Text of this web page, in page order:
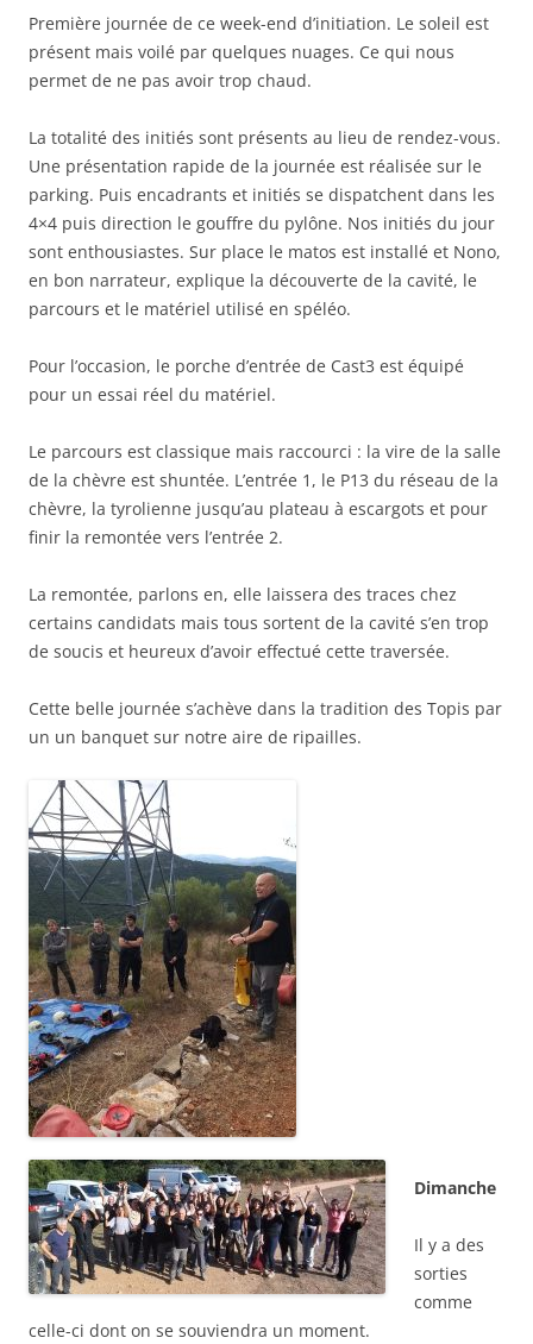
Première journée de ce week-end d’initiation. Le soleil est
présent mais voilé par quelques nuages. Ce qui nous
permet de ne pas avoir trop chaud.
La totalité des initiés sont présents au lieu de rendez-vous.
Une présentation rapide de la journée est réalisée sur le
parking. Puis encadrants et initiés se dispatchent dans les
4×4 puis direction le gouffre du pylône. Nos initiés du jour
sont enthousiastes. Sur place le matos est installé et Nono,
en bon narrateur, explique la découverte de la cavité, le
parcours et le matériel utilisé en spéléo.
Pour l’occasion, le porche d’entrée de Cast3 est équipé
pour un essai réel du matériel.
Le parcours est classique mais raccourci : la vire de la salle
de la chèvre est shuntée. L’entrée 1, le P13 du réseau de la
chèvre, la tyrolienne jusqu’au plateau à escargots et pour
finir la remontée vers l’entrée 2.
La remontée, parlons en, elle laissera des traces chez
certains candidats mais tous sortent de la cavité s’en trop
de soucis et heureux d’avoir effectué cette traversée.
Cette belle journée s’achève dans la tradition des Topis par
un un banquet sur notre aire de ripailles.
Dimanche
Il y a des
sorties
comme
celle-ci dont on se souviendra un moment.